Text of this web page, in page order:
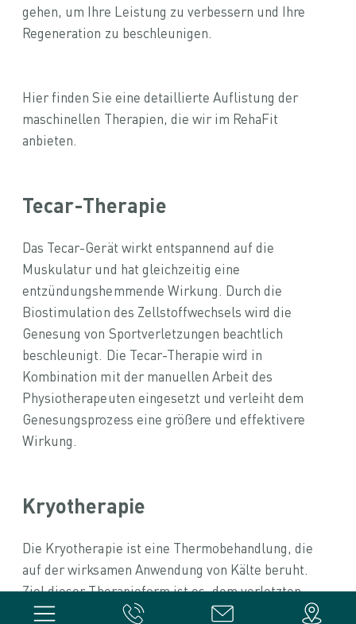
gehen, um Ihre Leistung zu verbessern und Ihre
Regeneration zu beschleunigen.
Hier finden Sie eine detaillierte Auflistung der
maschinellen Therapien, die wir im RehaFit
anbieten.
Tecar-Therapie
Das Tecar-Gerät wirkt entspannend auf die
Muskulatur und hat gleichzeitig eine
entzündungshemmende Wirkung. Durch die
Biostimulation des Zellstoffwechsels wird die
Genesung von Sportverletzungen beachtlich
beschleunigt. Die Tecar-Therapie wird in
Kombination mit der manuellen Arbeit des
Physiotherapeuten eingesetzt und verleiht dem
Genesungsprozess eine größere und effektivere
Wirkung.
Kryotherapie
Die Kryotherapie ist eine Thermobehandlung, die
auf der wirksamen Anwendung von Kälte beruht.
Ziel dieser Therapieform ist es, dem verletzten
Gewebe Wärme zu entziehen, was zu einer